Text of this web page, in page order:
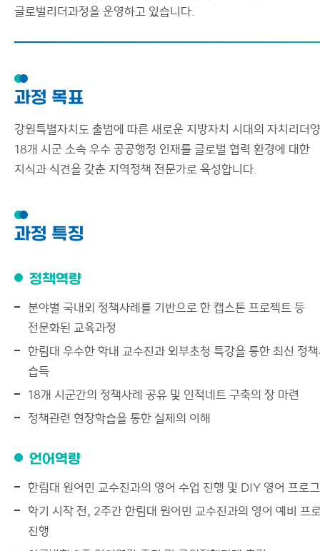
글로벌리더과정을 운영하고 있습니다.
과정 목표
강원특별자치도 출범에 따른 새로운 지방자치 시대의 자치리더
18개 시군 소속 우수 공공행정 인재를 글로벌 협력 환경에 대한
지식과 식견을 갖춘 지역정책 전문가로 육성합니다.
과정 특징
정책역량
분야별 국내외 정책사례를 기반으로 한 캡스톤 프로젝트 등
전문화된 교육과정
한림대 우수한 학내 교수진과 외부초청 특강을 통한 최신 정
습득
18개 시군간의 정책사례 공유 및 인적네트 구축의 장 마련
정책관련 현장학습을 통한 실제의 이해
언어역량
한림대 원어민 교수진과의 영어 수업 진행 및 DIY 영어 프로
학기 시작 전, 2주간 한림대 원어민 교수진과의 영어 예비 프
진행